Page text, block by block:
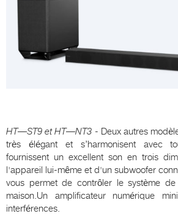
HT—ST9 etHT—NT3 - Deux autres
très élégant et s’harmonisent avec
fournissent un excellent son en trois
l'appareil lui-même et d'un subwoofer
vous permet de contrôler le système
maison.Un amplificateur numérique
interférences.